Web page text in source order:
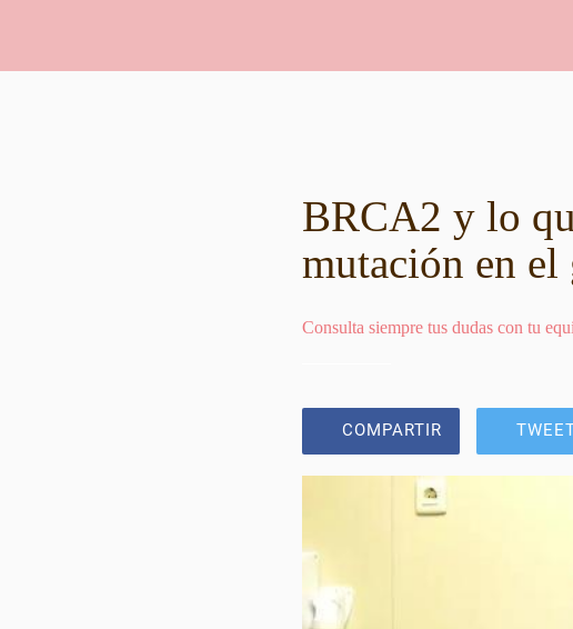
BRCA2 y lo
mutación en el
Consulta siempre tus dudas con tu
COMPARTIR